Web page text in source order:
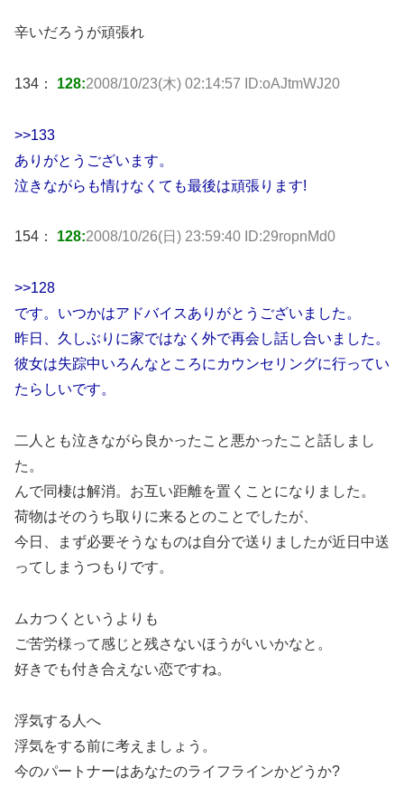
辛いだろうが頑張れ
134： 128:2008/10/23(木) 02:14:57 ID:oAJtmWJ20
>>133
ありがとうございます。
泣きながらも情けなくても最後は頑張ります!
154： 128:2008/10/26(日) 23:59:40 ID:29ropnMd0
>>128
です。いつかはアドバイスありがとうございました。
昨日、久しぶりに家ではなく外で再会し話し合いました。
彼女は失踪中いろんなところにカウンセリングに行ってい
たらしいです。
二人とも泣きながら良かったこと悪かったこと話しまし
た。
んで同棲は解消。お互い距離を置くことになりました。
荷物はそのうち取りに来るとのことでしたが、
今日、まず必要そうなものは自分で送りましたが近日中送
ってしまうつもりです。
ムカつくというよりも
ご苦労様って感じと残さないほうがいいかなと。
好きでも付き合えない恋ですね。
浮気する人へ
浮気をする前に考えましょう。
今のパートナーはあなたのライフラインかどうか?